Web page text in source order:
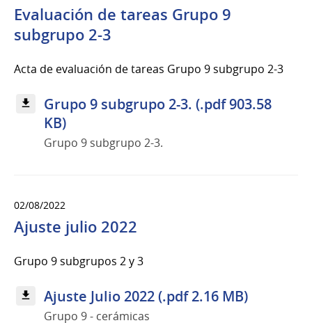
Evaluación de tareas Grupo 9
subgrupo 2-3
Acta de evaluación de tareas Grupo 9 subgrupo 2-3
Grupo 9 subgrupo 2-3. (.pdf 903.58
KB)
Grupo 9 subgrupo 2-3.
02/08/2022
Ajuste julio 2022
Grupo 9 subgrupos 2 y 3
Ajuste Julio 2022 (.pdf 2.16 MB)
Grupo 9 - cerámicas